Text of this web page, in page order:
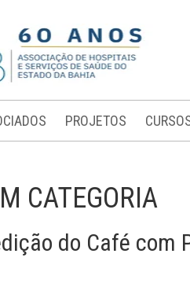
PROJETOS
CATEGORIA
do Café com